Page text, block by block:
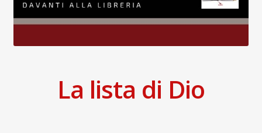
La lista di Dio